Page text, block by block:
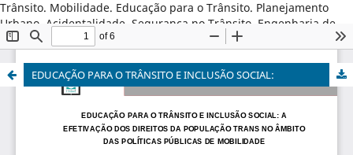
Trânsito. Mobilidade. Educação para o Trânsito. Planejamento
Urbano. Acidentalidade. Segurança no Trânsito. Engenharia de
Tráfego. Gestão do Trânsito. Psicologia . Estatística. G
Departamento Estadual de Trânsito. Segurança Pública.
EDUCAÇÃO PARA O TRÂNSITO E INCLUSÃO SOCIAL: